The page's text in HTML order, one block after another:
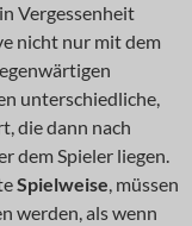
Vergessenheit
nicht nur mit dem
unterschiedliche,
die dann nach
dem Spieler liegen.
Spielweise, müssen
werden, als wenn